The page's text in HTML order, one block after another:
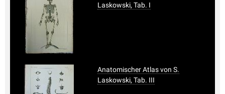
Laskowski, Tab. I
Anatomischer Atlas von S.
Laskowski, Tab. III